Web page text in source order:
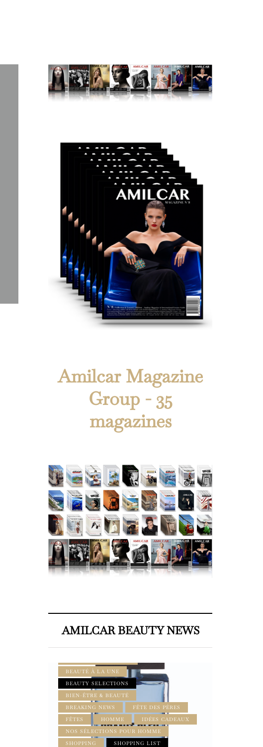
Amilcar Magazine
Group - 35
magazines
AMILCAR BEAUTY NEWS
AMILCAR BEAUTY MAGAZINE
BEAUTÉ À LA UNE
BEAUTY SELECTIONS
BIEN-ÊTRE & BEAUTÉ
BREAKING NEWS
FÊTE DES PÈRES
FÊTES
HOMME
IDÉES CADEAUX
NOS SÉLECTIONS POUR HOMME
SHOPPING
SHOPPING LIST